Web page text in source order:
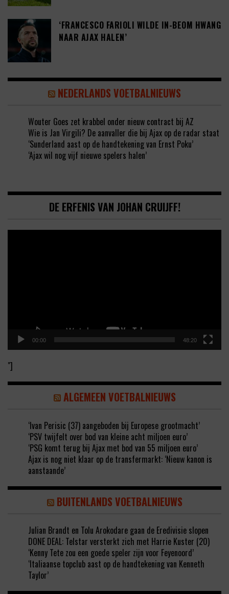
‘FRANCESCO FARIOLI WILDE IN-BEOM HWANG
NAAR AJAX HALEN’
NEDERLANDS VOETBALNIEUWS
Wouter Goes zet krabbel onder nieuw contract bij AZ
Wie is Jan Virgili? De aanvaller die bij Ajax op de radar staat
‘Sunderland aast op de handtekening van Ernst Poku’
‘Ajax wil nog vijf nieuwe spelers halen’
DE ERFENIS VAN JOHAN CRUIJFF!
00:00 48:20
"]
ALGEMEEN VOETBALNIEUWS
‘Ivan Perisic (37) aangeboden bij Europese grootmacht’
‘PSV twijfelt over bod van kleine acht miljoen euro’
‘PSG komt terug bij Ajax met bod van 55 miljoen euro’
Ajax is nog niet klaar op de transfermarkt: ‘Nieuw kanon is
aanstaande’
BUITENLANDS VOETBALNIEUWS
Julian Brandt en Tolu Arokodare gaan de Eredivisie slopen
DONE DEAL: Telstar versterkt zich met Harrie Kuster (20)
‘Kenny Tete zou een goede speler zijn voor Feyenoord’
‘Italiaanse topclub aast op de handtekening van Kenneth
Taylor’